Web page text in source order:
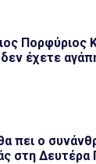
Πορφύριος
έχετε
πει ο
στη Δευτέρα